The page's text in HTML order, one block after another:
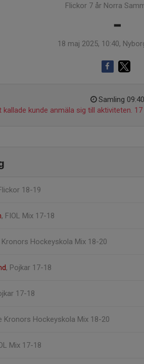
Flickor 7 år Norra
-
18 maj 2025, 10:40,
Samling 09:40
kallade kunde anmäla sig till aktiviteten.
18-19
, FIOL Mix 17-18
Kronors Hockeyskola Mix 18-20
, Pojkar 17-18
17-18
Kronors Hockeyskola Mix 18-20
Mix 17-18